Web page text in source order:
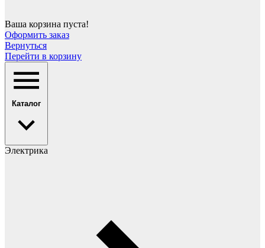
Ваша корзина пуста!
Оформить заказ
Вернуться
Перейти в корзину
Каталог
Электрика